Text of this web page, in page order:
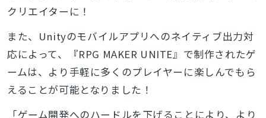
クリエイターに！
また、Unityのモバイルアプリへのネイティブ出力対
応によって、『RPG MAKER UNITE』で制作されたゲ
ームは、より手軽に多くのプレイヤーに楽しんでもら
えることが可能となりました！
「ゲーム開発へのハードルを下げることにより、より